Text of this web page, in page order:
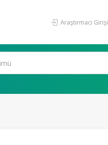
Araştırmacı Girişi